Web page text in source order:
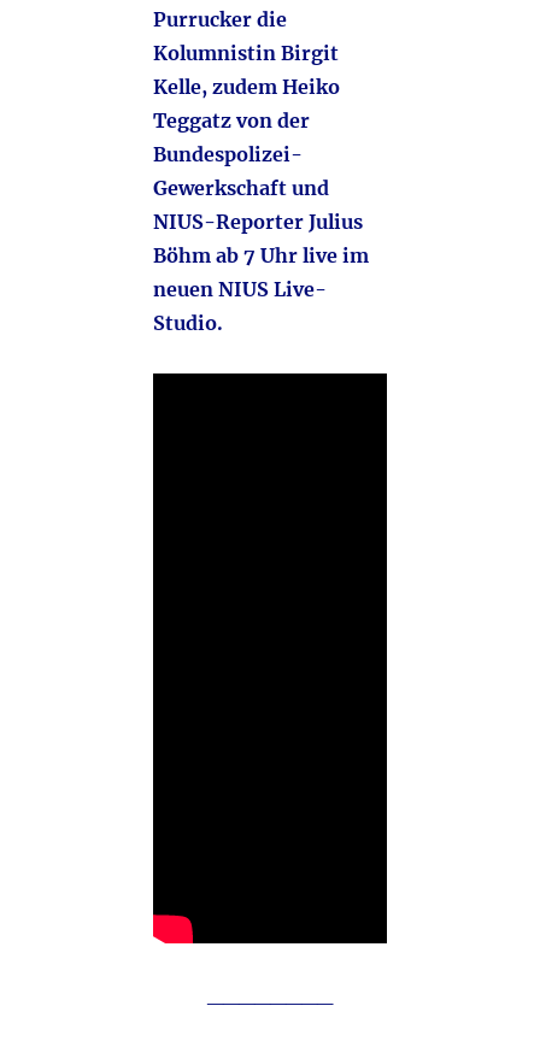
Purrucker die
Kolumnistin Birgit
Kelle, zudem Heiko
Teggatz von der
Bundespolizei-
Gewerkschaft und
NIUS-Reporter Julius
Böhm ab 7 Uhr live im
neuen NIUS Live-
Studio.